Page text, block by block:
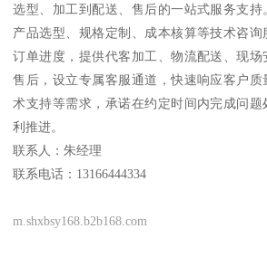
选型、加工到配送、售后的一站式服务支
产品选型、规格定制、成本核算等技术咨
订单进度，提供代客加工、物流配送、现场
售后，设立专属客服通道，快速响应客户
术支持等需求，承诺在约定时间内完成问
利推进。
联系人：朱经理
联系电话：13166444334
m.shxbsy168.b2b168.com